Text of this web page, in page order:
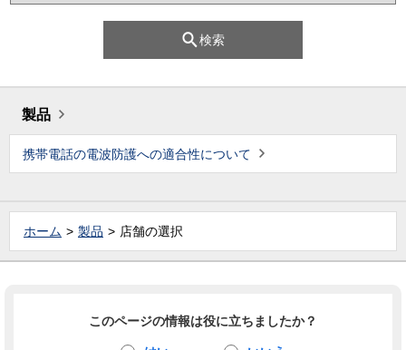
検索
製品
携帯電話の電波防護への適合性について
ホーム 製品 店舗の選択
このページの情報は役に立ちましたか？